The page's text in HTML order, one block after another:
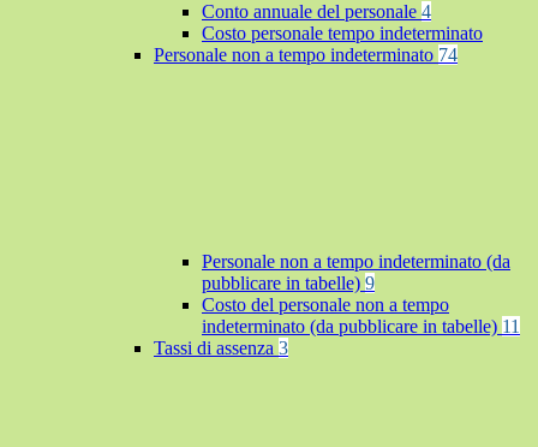
Conto annuale del personale 4
Costo personale tempo indeterminato
Personale non a tempo indeterminato 74
Personale non a tempo indeterminato (da
pubblicare in tabelle) 9
Costo del personale non a tempo
indeterminato (da pubblicare in tabelle) 11
Tassi di assenza 3